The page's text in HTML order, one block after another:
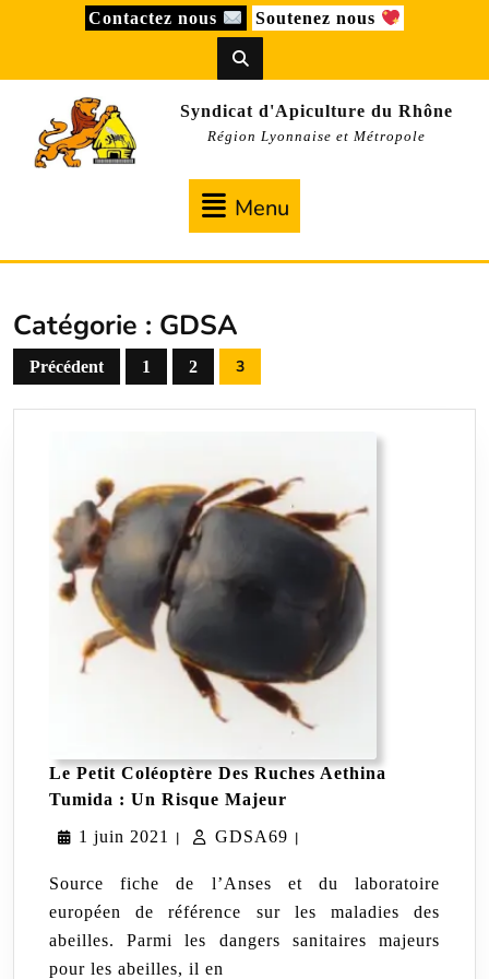
Contactez nous Soutenez nous
Syndicat d'Apiculture du Rhône
Région Lyonnaise et Métropole
Menu
Catégorie : GDSA
Pagination
des
publications
Précédent 1 2 3
Le Petit Coléoptère Des Ruches Aethina
Tumida : Un Risque Majeur
Coléoptère
Ruches
Tumida
1 juin 2021
1
2021
| GDSA69 GDSA69
|
Source fiche de l’Anses et du laboratoire
européen de référence sur les maladies des
abeilles. Parmi les dangers sanitaires majeurs
pour les abeilles, il en